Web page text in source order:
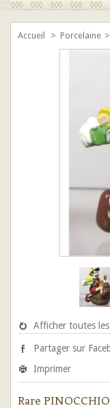
Accueil > Porcelaine >
Afficher toutes
Partager sur
Imprimer
Rare